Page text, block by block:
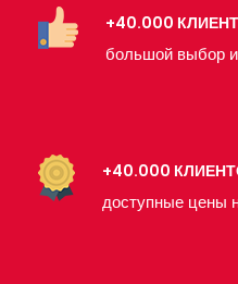
+40.000
большой выбор
+40.000
доступные цены